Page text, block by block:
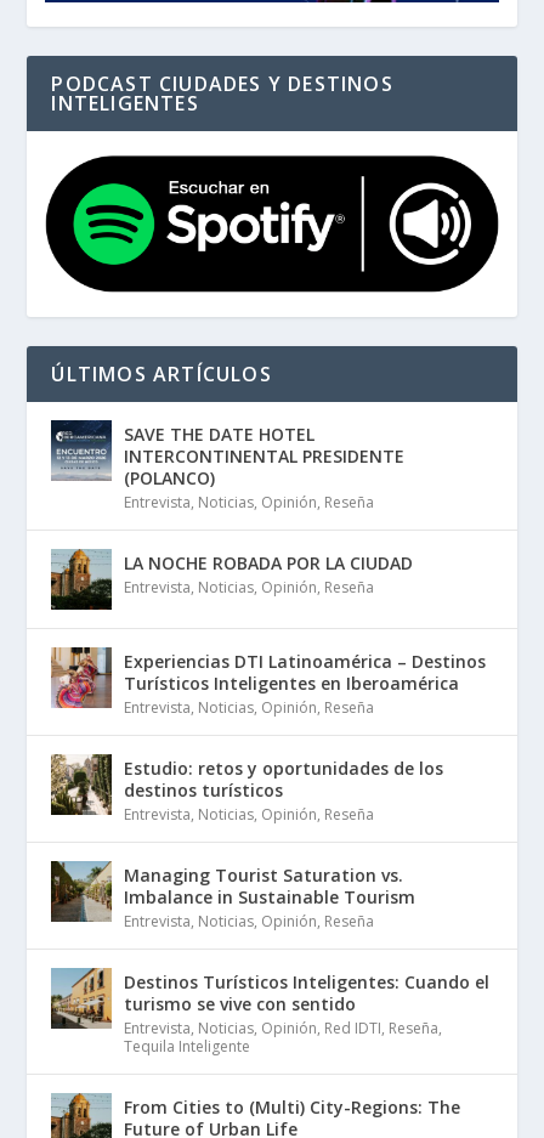
PODCAST CIUDADES Y DESTINOS
INTELIGENTES
ÚLTIMOS ARTÍCULOS
SAVE THE DATE HOTEL
INTERCONTINENTAL PRESIDENTE
(POLANCO)
Entrevista, Noticias, Opinión, Reseña
LA NOCHE ROBADA POR LA CIUDAD
Entrevista, Noticias, Opinión, Reseña
Experiencias DTI Latinoamérica – Destinos
Turísticos Inteligentes en Iberoamérica
Entrevista, Noticias, Opinión, Reseña
Estudio: retos y oportunidades de los
destinos turísticos
Entrevista, Noticias, Opinión, Reseña
Managing Tourist Saturation vs.
Imbalance in Sustainable Tourism
Entrevista, Noticias, Opinión, Reseña
Destinos Turísticos Inteligentes: Cuando el
turismo se vive con sentido
Entrevista, Noticias, Opinión, Red IDTI, Reseña,
Tequila Inteligente
From Cities to (Multi) City-Regions: The
Future of Urban Life